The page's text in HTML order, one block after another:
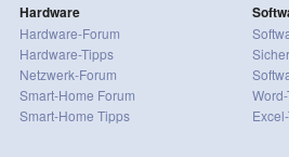
Hardware
Hardware-Forum
Hardware-Tipps
Netzwerk-Forum
Smart-Home Forum
Smart-Home Tipps